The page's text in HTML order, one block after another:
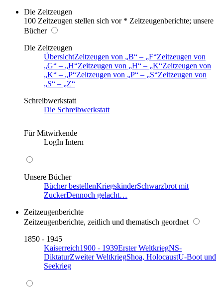
Die Zeitzeugen
100 Zeitzeugen stellen sich vor * Zeitzeugenberichte; unsere
Bücher
Die Zeitzeugen
ÜbersichtZeitzeugen von B – F Zeitzeugen von
G
– H Zeitzeugen von H – K Zeitzeugen von
K
– P Zeitzeugen von P – S Zeitzeugen von
S
–
Z
Schreibwerkstatt
Die Schreibwerkstatt
Für Mitwirkende
LogIn Intern
Unsere Bücher
Bücher bestellenKriegskinderSchwarzbrot mit
ZuckerDennoch gelacht…
Zeitzeugenberichte
Zeitzeugenberichte, zeitlich und thematisch geordnet
1850 - 1945
Kaiserreich1900 - 1939Erster WeltkriegNS-
DiktaturZweiter WeltkriegShoa, HolocaustU-Boot und
Seekrieg